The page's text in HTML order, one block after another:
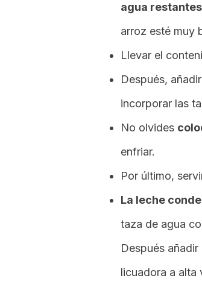
agua
arroz esté muy
Llevar el
Después, añadir
incorporar las
No olvides
enfriar.
Por último,
La leche
taza de agua
Después
licuadora a alta